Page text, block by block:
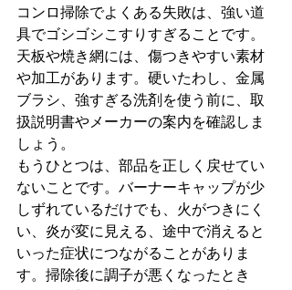
コンロ掃除でよくある失敗は、強い道
具でゴシゴシこすりすぎることです。
天板や焼き網には、傷つきやすい素材
や加工があります。硬いたわし、金属
ブラシ、強すぎる洗剤を使う前に、取
扱説明書やメーカーの案内を確認しま
しょう。
もうひとつは、部品を正しく戻せてい
ないことです。バーナーキャップが少
しずれているだけでも、火がつきにく
い、炎が変に見える、途中で消えると
いった症状につながることがありま
す。掃除後に調子が悪くなったとき